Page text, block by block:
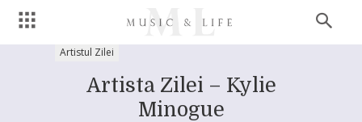
Artistul Zilei
Artista Zilei – Kylie
Minogue